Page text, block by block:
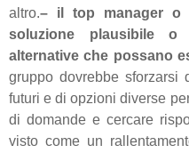
altro.– il top manager o
soluzione plausibile o
alternative che possano
gruppo dovrebbe
futuri e di opzioni diverse
di domande e cercare
visto come un